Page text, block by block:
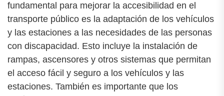
fundamental para mejorar la accesibilidad en el
transporte público es la adaptación de los vehículos
y las estaciones a las necesidades de las personas
con discapacidad. Esto incluye la instalación de
rampas, ascensores y otros sistemas que permitan
el acceso fácil y seguro a los vehículos y las
estaciones. También es importante que los